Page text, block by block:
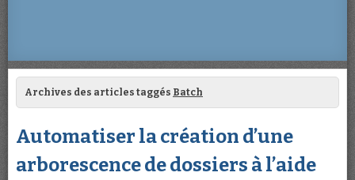
Archives des articles taggés Batch
Automatiser la création d’une
arborescence de dossiers à l’aide